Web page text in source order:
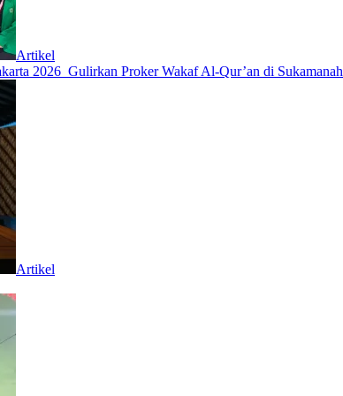
Artikel
2026 Gulirkan Proker Wakaf Al-Qur’an di Sukamanah
Artikel